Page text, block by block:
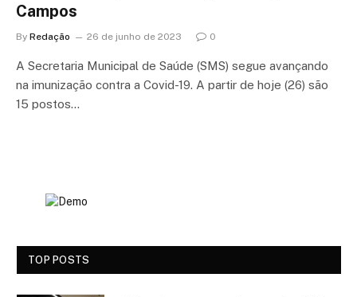
Campos
By Redação 26 de junho de 2023 0
A Secretaria Municipal de Saúde (SMS) segue avançando
na imunização contra a Covid-19. A partir de hoje (26) são
15 postos…
TOP POSTS